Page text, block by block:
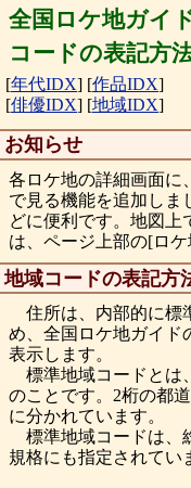
全国ロケ地ガイ
コードの表記方
[年代IDX] [作品IDX]
[俳優IDX] [地域IDX]
お知らせ
各ロケ地の詳細画面に、
で見る機能を追加しま
どに便利です。地図上
は、ページ上部の[ロ
地域コードの表記方
住所は、内部的に標
め、全国ロケ地ガイド
表示します。
標準地域コードとは
のことです。2桁の都
に分かれています。
標準地域コードは、
規格にも指定されてい